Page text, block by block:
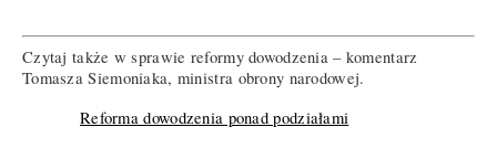
Czytaj także w sprawie reformy dowodzenia – komentarz
Tomasza Siemoniaka, ministra obrony narodowej.
Reforma dowodzenia ponad podziałami